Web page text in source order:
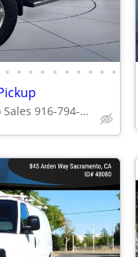
• • • • • • • • • •
Elegant Auto Sales 916-794-7970